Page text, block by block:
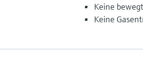
Keine
Keine